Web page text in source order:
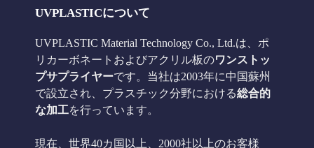
UVPLASTICについて
UVPLASTIC Material Technology Co., Ltd.は、ポ
リカーボネートおよびアクリル板のワンストッ
プサプライヤーです。当社は2003年に中国蘇州
で設立され、プラスチック分野における総合的
な加工を行っています。
現在、世界40カ国以上、2000社以上のお客様